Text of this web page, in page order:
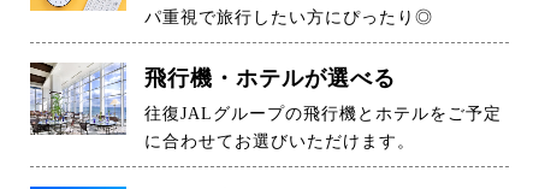
パ重視で旅行したい方にぴったり◎
飛行機・ホテルが選べる
往復JALグループの飛行機とホテルをご予定
に合わせてお選びいただけます。